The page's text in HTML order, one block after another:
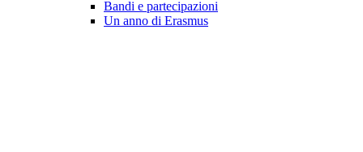
Bandi e partecipazioni
Un anno di Erasmus